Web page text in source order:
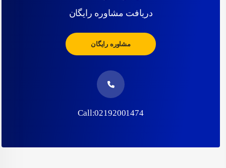
دریافت مشاوره رایگان
مشاوره رایگان
Call:02192001474